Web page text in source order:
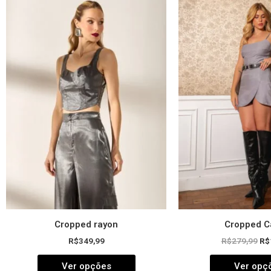
Cropped rayon
R$349,99
Ver opções
Cropped
R$279,99 R$
Ver